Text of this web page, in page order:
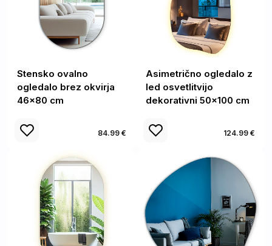
Stensko ovalno
ogledalo brez okvirja
46x80 cm
84.99 €
Asimetrično ogledalo z
led osvetlitvijo
dekorativni 50x100 cm
124.99 €